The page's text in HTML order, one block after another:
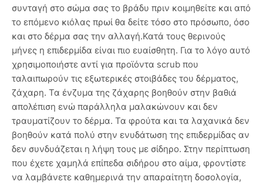
συνταγή στο σώμα σας το βράδυ πριν κοιμηθείτε και από
το επόμενο κιόλας πρωί θα δείτε τόσο στο πρόσωπο, όσο
και στο δέρμα σας την αλλαγή.Κατά τους θερινούς
μήνες η επιδερμίδα είναι πιο ευαίσθητη. Για το λόγο αυτό
χρησιμοποιήστε αντί για προϊόντα scrub που
ταλαιπωρούν τις εξωτερικές στοιβάδες του δέρματος,
ζάχαρη. Τα ένζυμα της ζάχαρης βοηθούν στην βαθιά
απολέπιση ενώ παράλληλα μαλακώνουν και δεν
τραυματίζουν το δέρμα. Τα φρούτα και τα λαχανικά δεν
βοηθούν κατά πολύ στην ενυδάτωση της επιδερμίδας αν
δεν συνδυάζεται η λήψη τους με σίδηρο. Στην περίπτωση
που έχετε χαμηλά επίπεδα σιδήρου στο αίμα, φροντίστε
να λαμβάνετε καθημερινά την απαραίτητη δοσολογία,